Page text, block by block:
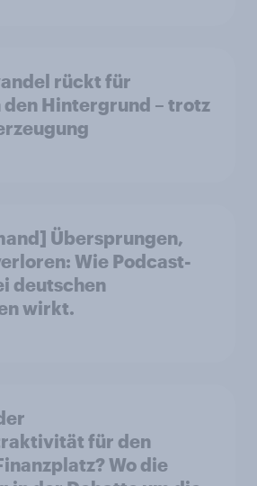
rückt für
den Hintergrund – trotz
Übersprungen,
Wie Podcast-
deutschen
wirkt.
für den
Wo die